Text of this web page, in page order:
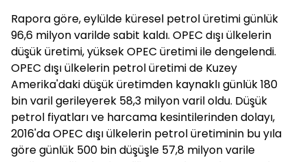
Rapora göre, eylülde küresel petrol üretimi günlük
96,6 milyon varilde sabit kaldı. OPEC dışı ülkelerin
düşük üretimi, yüksek OPEC üretimi ile dengelendi.
OPEC dışı ülkelerin petrol üretimi de Kuzey
Amerika'daki düşük üretimden kaynaklı günlük 180
bin varil gerileyerek 58,3 milyon varil oldu. Düşük
petrol fiyatları ve harcama kesintilerinden dolayı,
2016'da OPEC dışı ülkelerin petrol üretiminin bu yıla
göre günlük 500 bin düşüşle 57,8 milyon varile